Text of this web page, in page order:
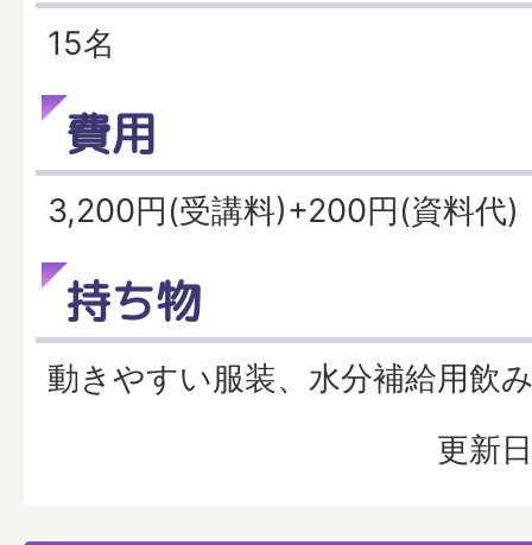
15名
費用
3,200円(受講料)+200円(資料代)
持ち物
動きやすい服装、水分補給用飲
更新